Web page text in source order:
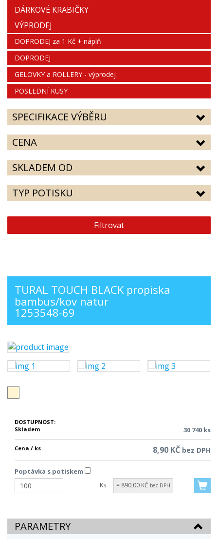
DÁRKOVÉ KRABIČKY
VÝPRODEJ
DOPRODEJ za 1 Kč + náplň
DOPRODEJ
GELOVKY a ROLLERY - výprodej
POSLEDNÍ KUSY
SPECIFIKACE VÝBĚRU
CENA
SKLADEM OD
TYP POTISKU
Filtrovat
TURAL TOUCH BLACK propiska
bambus/kov natur
1253548-69
DOSTUPNOST:
Skladem
30 740 ks
Cena / ks 8,90 KČ bez DPH
Poptávka s potiskem
Ks = 890,00 KČ bez DPH
PARAMETRY